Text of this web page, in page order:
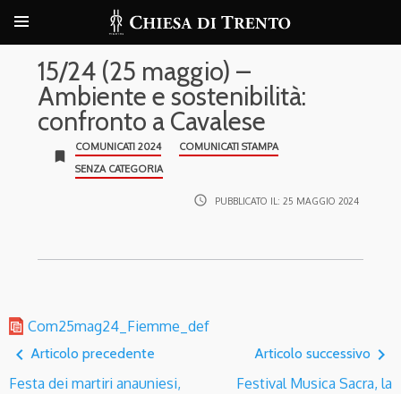
15/24 (25 maggio) –
Ambiente e sostenibilità:
confronto a Cavalese
bookmark
COMUNICATI 2024
COMUNICATI STAMPA
SENZA CATEGORIA
access_time PUBBLICATO IL: 25 MAGGIO 2024
Com25mag24_Fiemme_def
navigate_before Articolo precedente
Festa dei martiri anauniesi,
Articolo successivo navigate_next
Festival Musica Sacra, la